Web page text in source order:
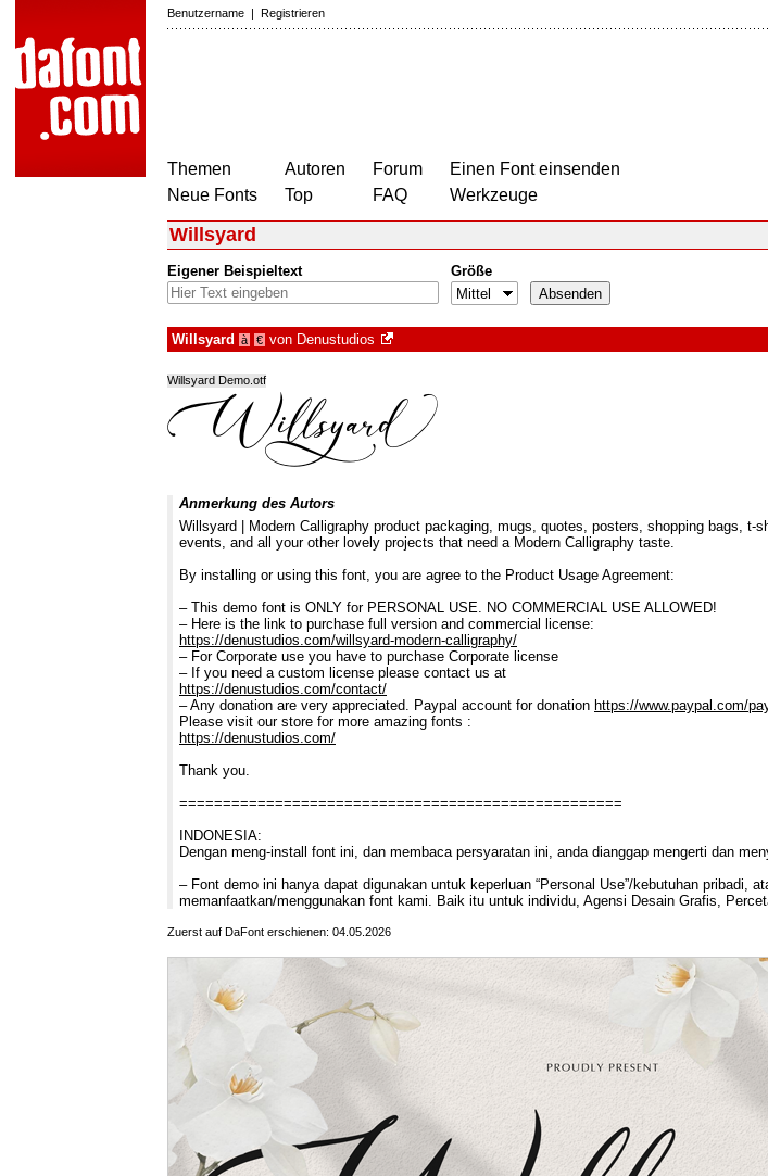
Benutzername | Registrieren
Themen
Neue Fonts
Autoren
Top
Forum
FAQ
Einen Font einsenden
Werkzeuge
Willsyard
Eigener Beispieltext Größe
Willsyard à € von Denustudios
Willsyard Demo.otf
Anmerkung des Autors
Willsyard | Modern Calligraphy product packaging, mugs, quotes, posters, shopping bags,
events, and all your other lovely projects that need a Modern Calligraphy taste.
By installing or using this font, you are agree to the Product Usage Agreement:
– This demo font is ONLY for PERSONAL USE. NO COMMERCIAL USE ALLOWED!
– Here is the link to purchase full version and commercial license:
https://denustudios.com/willsyard-modern-calligraphy/
– For Corporate use you have to purchase Corporate license
– If you need a custom license please contact us at
https://denustudios.com/contact/
– Any donation are very appreciated. Paypal account for donation https://www.paypal.com/
Please visit our store for more amazing fonts :
https://denustudios.com/
Thank you.
===================================================
INDONESIA:
Dengan meng-install font ini, dan membaca persyaratan ini, anda dianggap mengerti dan
– Font demo ini hanya dapat digunakan untuk keperluan “Personal Use”/kebutuhan pribadi,
memanfaatkan/menggunakan font kami. Baik itu untuk individu, Agensi Desain Grafis,
Zuerst auf DaFont erschienen: 04.05.2026